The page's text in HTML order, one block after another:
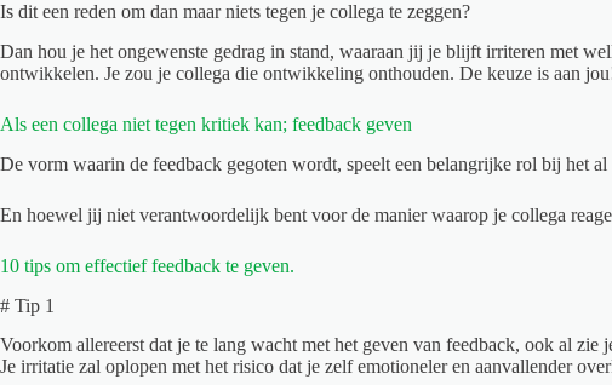
Is dit een reden om dan maar niets tegen je collega te zeggen?
Dan hou je het ongewenste gedrag in stand, waaraan jij je blijft irriteren met
ontwikkelen. Je zou je collega die ontwikkeling onthouden. De keuze is aan
Als een collega niet tegen kritiek kan; feedback geven
De vorm waarin de feedback gegoten wordt, speelt een belangrijke rol bij het
En hoewel jij niet verantwoordelijk bent voor de manier waarop je collega
10 tips om effectief feedback te geven.
# Tip 1
Voorkom allereerst dat je te lang wacht met het geven van feedback, ook al zie
Je irritatie zal oplopen met het risico dat je zelf emotioneler en aanvallender